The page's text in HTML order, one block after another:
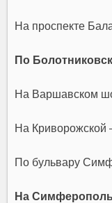
На проспекте
По
На Варшавском
На Криворожской
По бульвару
На